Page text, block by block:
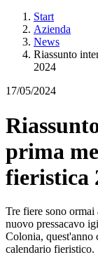
Start
Azienda
News
Riassunto
2024
17/05/2024
prima
fieristica
Tre fiere sono ormai
nuovo pressacavo
Colonia, quest'anno
calendario fieristico.